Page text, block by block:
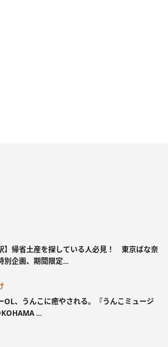
駅】帰省土産を探している人必見！ 東京ばな奈
別企画、期間限定...
OL、うんこに癒やされる。『うんこミュージ
...